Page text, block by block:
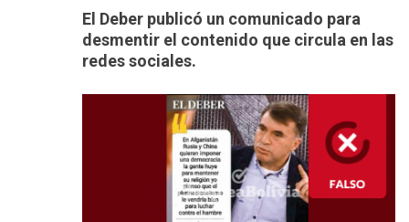
El Deber publicó un comunicado para
desmentir el contenido que circula en las
redes sociales.